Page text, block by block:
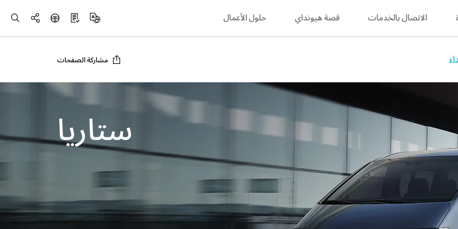
الاتصال بالخدمات قصة هيونداي حلول الأعمال
search
مشاركة الصفحات
ستاريا